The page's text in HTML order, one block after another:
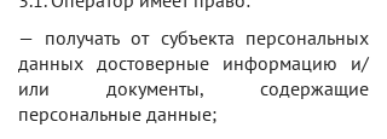
— получать от субъекта персональных
данных достоверные информацию и/
или документы, содержащие
персональные данные;